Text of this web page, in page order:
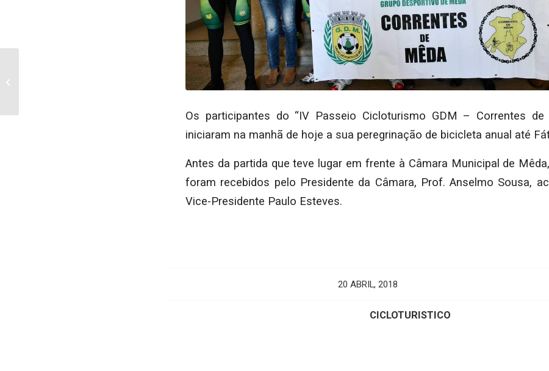
Os participantes do “IV Passeio Cicloturismo GDM – Correntes de
iniciaram na manhã de hoje a sua peregrinação de bicicleta anual até
Antes da partida que teve lugar em frente à Câmara Municipal de
foram recebidos pelo Presidente da Câmara, Prof. Anselmo Sousa,
Vice-Presidente Paulo Esteves.
20 ABRIL, 2018
CICLOTURISTICO